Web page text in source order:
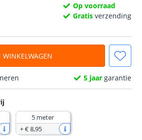
Op voorraad
Gratis verzending
WINKELWAGEN
5 jaargarantie
5 meter
+€ 8,95